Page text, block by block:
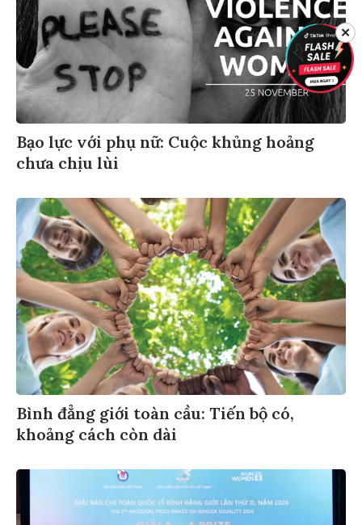
Bạo lực với phụ nữ: Cuộc khủng hoảng
chưa chịu lùi
Bình đẳng giới toàn cầu: Tiến bộ có,
khoảng cách còn dài
✕